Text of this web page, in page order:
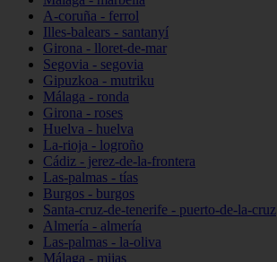
A-coruña - ferrol
Illes-balears - santanyí
Girona - lloret-de-mar
Segovia - segovia
Gipuzkoa - mutriku
Málaga - ronda
Girona - roses
Huelva - huelva
La-rioja - logroño
Cádiz - jerez-de-la-frontera
Las-palmas - tías
Burgos - burgos
Santa-cruz-de-tenerife - puerto-de-la-cruz
Almería - almería
Las-palmas - la-oliva
Málaga - mijas